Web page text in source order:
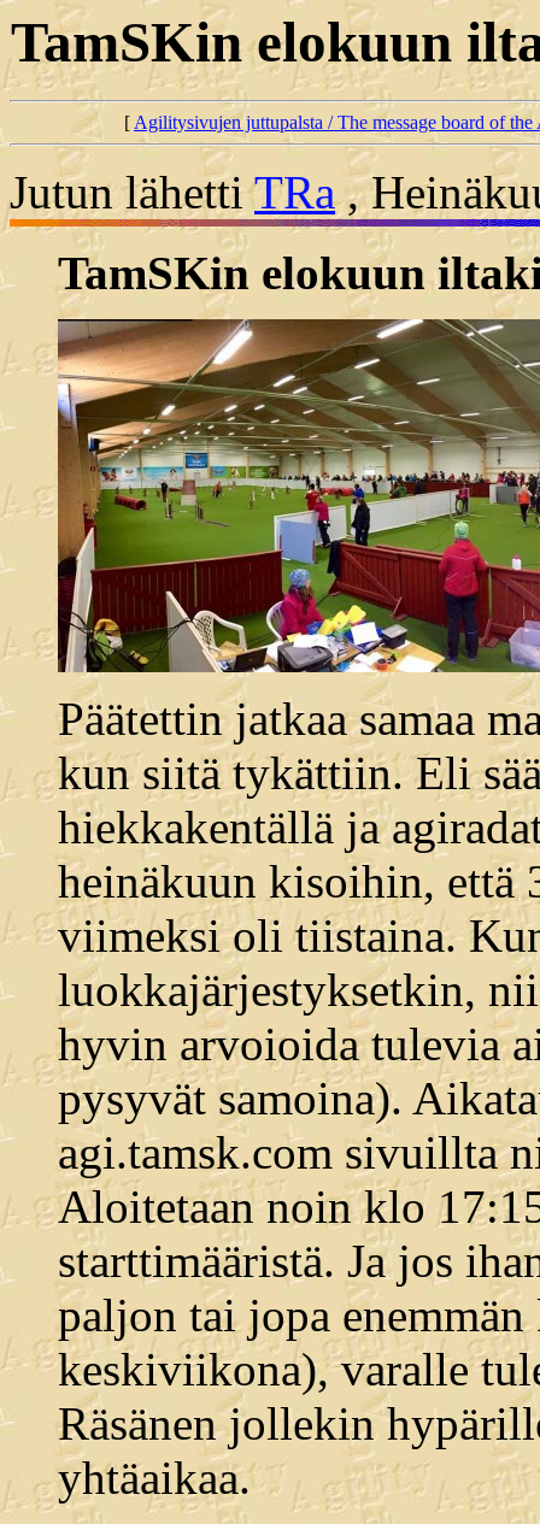
TamSKin elokuun
[Agilitysivujen juttupalsta / The message board of
Jutun lähettiTRa,
TamSKin elokuun
Päätettin jatkaa samaa
kun siitä tykättiin. Eli
hiekkakentällä ja
heinäkuun kisoihin, että
viimeksi oli tiistaina.
luokkajärjestyksetkin,
hyvin arvoioida tulevia
pysyvät samoina).
agi.tamsk.com sivuillta
Aloitetaan noin klo
starttimääristä. Ja jos
paljon tai jopa
keskiviikona), varalle
Räsänen jollekin
yhtäaikaa.